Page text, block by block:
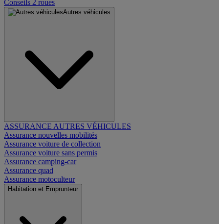
Conseils 2 roues
Autres véhicules
ASSURANCE AUTRES VÉHICULES
Assurance nouvelles mobilités
Assurance voiture de collection
Assurance voiture sans permis
Assurance camping-car
Assurance quad
Assurance motoculteur
Habitation et Emprunteur